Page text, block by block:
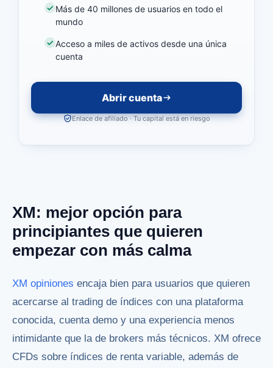
Más de 40 millones de usuarios en todo el
mundo
Acceso a miles de activos desde una única
cuenta
Abrir cuenta
Enlace de afiliado · Tu capital está en riesgo
XM: mejor opción para
principiantes que quieren
empezar con más calma
XM opiniones encaja bien para usuarios que quieren
acercarse al trading de índices con una plataforma
conocida, cuenta demo y una experiencia menos
intimidante que la de brokers más técnicos. XM ofrece
CFDs sobre índices de renta variable, además de